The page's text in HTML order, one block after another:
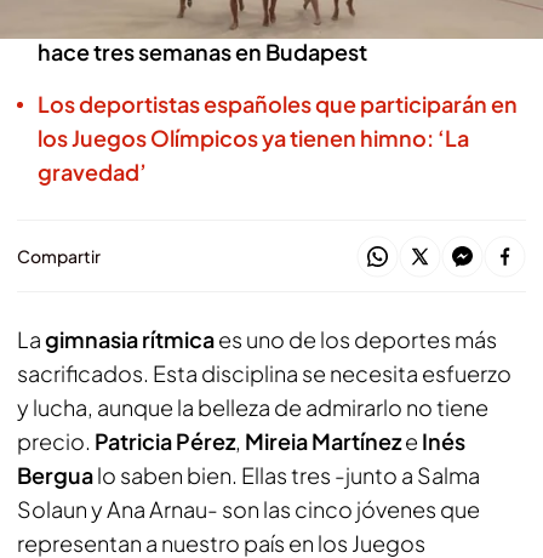
Las cinco deportistas ganaron una medalla
hace tres semanas en Budapest
Los deportistas españoles que participarán en
los Juegos Olímpicos ya tienen himno: ‘La
gravedad’
Compartir
Lagimnasia rítmicaes uno de los deportes más
sacrificados. Esta disciplina se necesita esfuerzo
y lucha, aunque la belleza de admirarlo no tiene
precio. Patricia Pérez, Mireia Martíneze Inés
Bergualo saben bien. Ellas tres -junto a Salma
Solaun y Ana Arnau- son las cinco jóvenes que
representan a nuestro país en los Juegos